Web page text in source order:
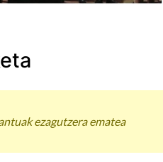
ezagutzera ematea